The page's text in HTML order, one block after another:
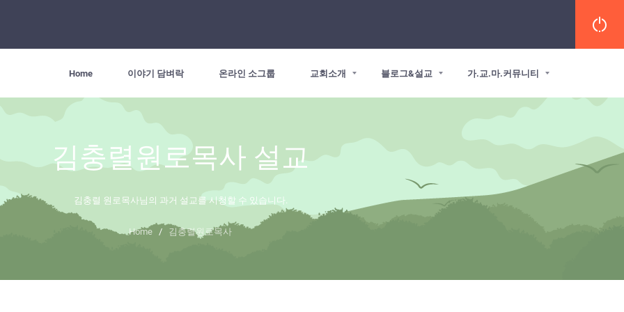
Home 이야기 담벼락 온라인 소그룹 교회소개 블로그&설교 가.교.마.커뮤니티
김충렬원로목사 설교
김충렬 원로목사님의 과거 설교를 시청할 수 있습니다.
Home / 김충렬원로목사